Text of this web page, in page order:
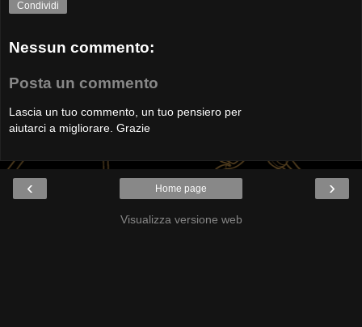
Condividi
Nessun commento:
Posta un commento
Lascia un tuo commento, un tuo pensiero per
aiutarci a migliorare. Grazie
‹ ›
Home page
Visualizza versione web